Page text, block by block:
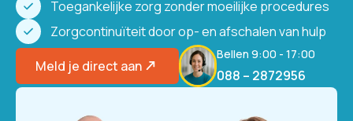
Toegankelijke zorg zonder moeilijke procedures
Zorgcontinuïteit door op- en afschalen van hulp
Meld je direct aan
Bellen 9:00 - 17:00
088 – 2872956